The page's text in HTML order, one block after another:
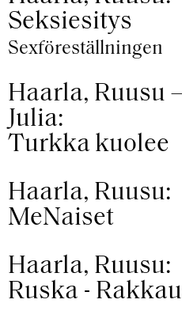
Seksiesitys
Sexföreställningen
Haarla, Ruusu
Julia:
Turkka kuolee
Haarla, Ruusu:
MeNaiset
Haarla, Ruusu:
Ruska -